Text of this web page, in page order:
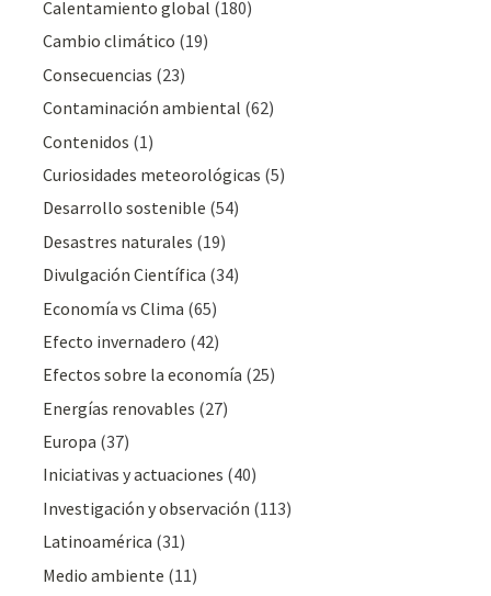
Calentamiento global (180)
Cambio climático (19)
Consecuencias (23)
Contaminación ambiental (62)
Contenidos (1)
Curiosidades meteorológicas (5)
Desarrollo sostenible (54)
Desastres naturales (19)
Divulgación Cientí­fica (34)
Economía vs Clima (65)
Efecto invernadero (42)
Efectos sobre la economía (25)
Energías renovables (27)
Europa (37)
Iniciativas y actuaciones (40)
Investigación y observación (113)
Latinoamérica (31)
Medio ambiente (11)